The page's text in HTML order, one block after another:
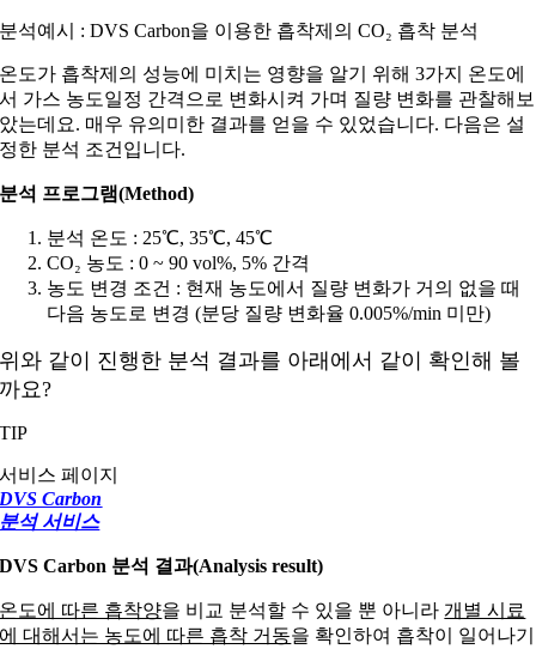
분석예시 : DVS Carbon을 이용한 흡착제의 CO₂ 흡착 분석
온도가 흡착제의 성능에 미치는 영향을 알기 위해 3가지 온도에
서 가스 농도일정 간격으로 변화시켜 가며 질량 변화를 관찰해보
았는데요. 매우 유의미한 결과를 얻을 수 있었습니다. 다음은 설
정한 분석 조건입니다.
분석 프로그램(Method)
분석 온도 : 25℃, 35℃, 45℃
CO₂ 농도 : 0 ~ 90 vol%, 5% 간격
농도 변경 조건 : 현재 농도에서 질량 변화가 거의 없을 때
다음 농도로 변경 (분당 질량 변화율 0.005%/min 미만)
위와 같이 진행한 분석 결과를 아래에서 같이 확인해 볼
까요?
TIP
서비스 페이지
DVS Carbon
분석 서비스
DVS Carbon 분석 결과(Analysis result)
온도에 따른 흡착양을 비교 분석할 수 있을 뿐 아니라개별 시료
에 대해서는 농도에 따른 흡착 거동을 확인하여 흡착이 일어나기